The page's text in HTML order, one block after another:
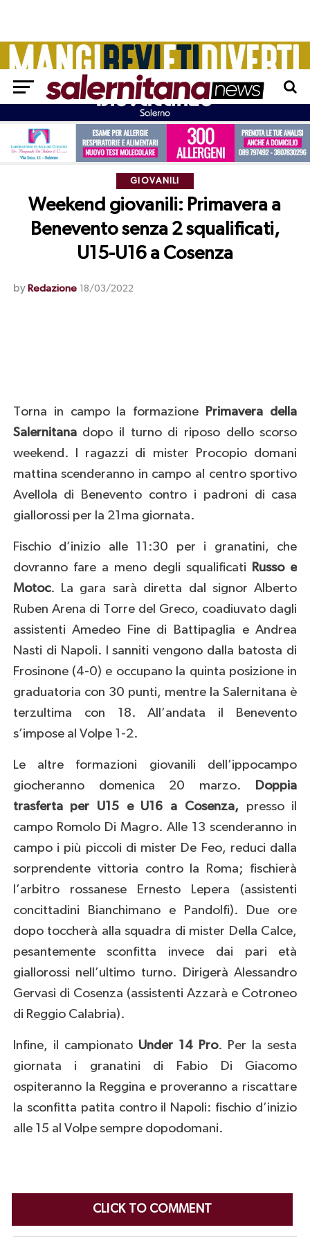
GIOVANILI
Weekend giovanili: Primavera a
Benevento senza 2 squalificati,
U15-U16 a Cosenza
by Redazione 18/03/2022
Torna in campo la formazione
Primavera della
Salernitanadopo il turno di riposo dello scorso
weekend. I ragazzi di mister Procopio domani
mattina scenderanno in campo al centro sportivo
Avellola di Benevento contro i padroni di casa
giallorossi per la 21ma giornata.
Fischio d’inizio alle 11:30 per i granatini, che
dovranno fare a meno degli squalificati
Russo e
Motoc. La gara sarà diretta dal signor Alberto
Ruben Arena di Torre del Greco, coadiuvato dagli
assistenti Amedeo Fine di Battipaglia e Andrea
Nasti di Napoli. I sanniti vengono dalla batosta di
Frosinone (4-0) e occupano la quinta posizione in
graduatoria con 30 punti, mentre la Salernitana è
terzultima con 18. All’andata il Benevento
s’impose al Volpe 1-2.
Le altre formazioni giovanili dell’ippocampo
giocheranno domenica 20 marzo.
Doppia
trasferta per U15 e U16 a Cosenza, presso il
campo Romolo Di Magro. Alle 13 scenderanno in
campo i più piccoli di mister De Feo, reduci dalla
sorprendente vittoria contro la Roma; fischierà
l’arbitro rossanese Ernesto Lepera (assistenti
concittadini Bianchimano e Pandolfi). Due ore
dopo toccherà alla squadra di mister Della Calce,
pesantemente sconfitta invece dai pari età
giallorossi nell’ultimo turno. Dirigerà Alessandro
Gervasi di Cosenza (assistenti Azzarà e Cotroneo
di Reggio Calabria).
Infine, il campionato Under 14 Pro. Per la sesta
giornata i granatini di Fabio Di Giacomo
ospiteranno la Reggina e proveranno a riscattare
la sconfitta patita contro il Napoli: fischio d’inizio
alle 15 al Volpe sempre dopodomani.
CLICK TO COMMENT